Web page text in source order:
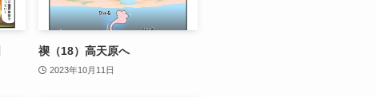
禊（18）高天原へ
2023年10月11日